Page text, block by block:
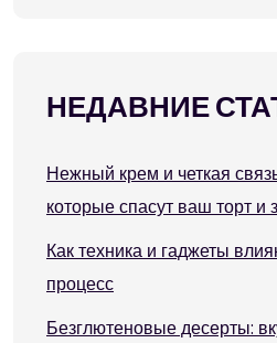
НЕДАВНИЕ
Нежный крем и четкая
которые спасут ваш торт и
Как техника и гаджеты
процесс
Безглютеновые десерты: